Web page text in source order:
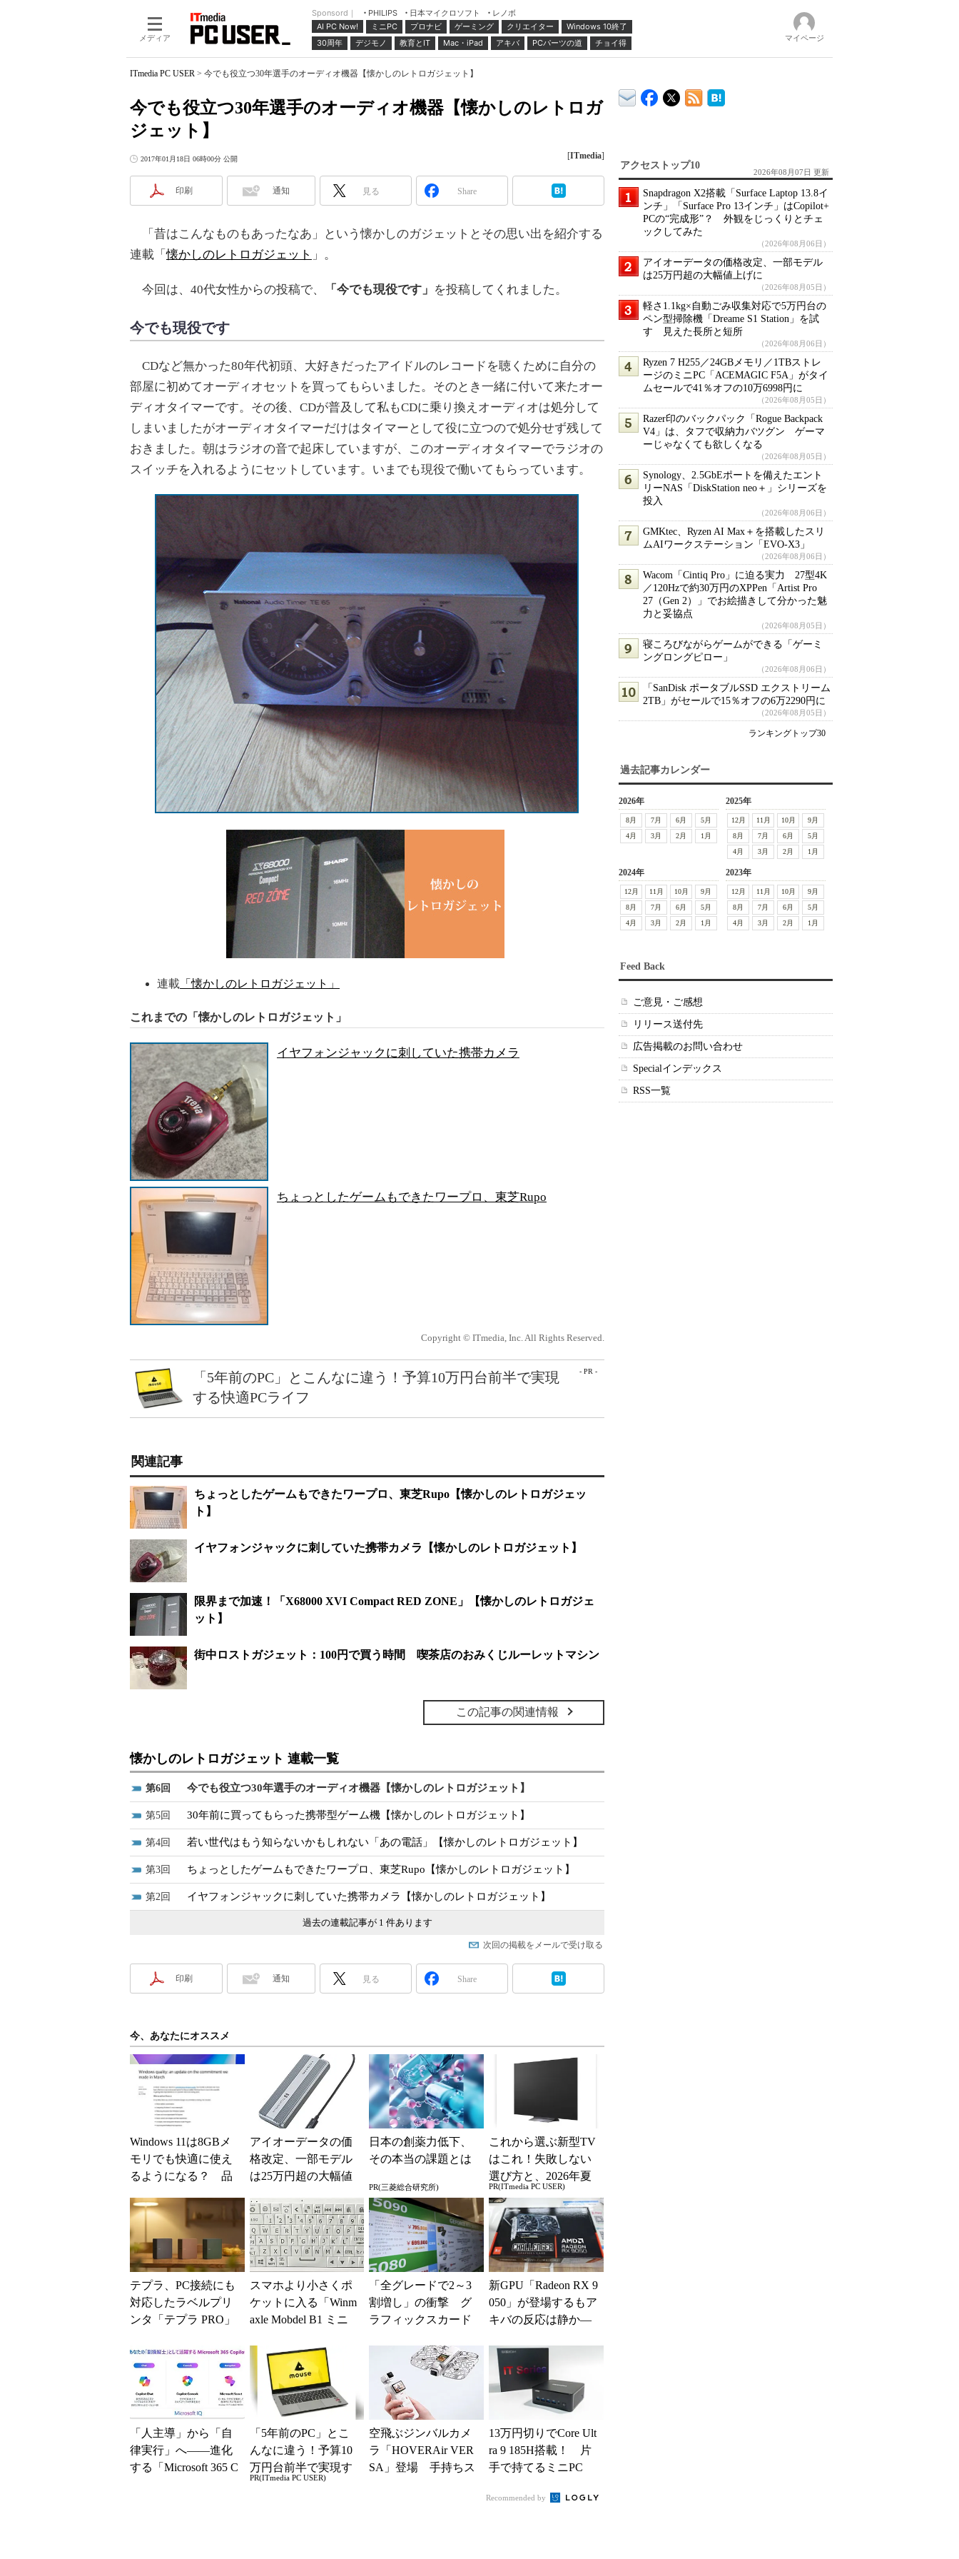
メディア
Sponsord｜ PHILIPS 日本マイクロソフト
レノボ
AI PC Now!
ミニPC プロナビ ゲーミング クリエイター
Windows 10終了
30周年
デジモノ 教育とIT Mac・iPad アキバ PCパーツの道 チョイ得 マイページ
ITmedia PC USER > 今でも役立つ30年選手のオーディオ機器【懐かしのレトロガジェット】
今でも役立つ30年選手のオーディオ機器【懐かしのレトロガ
ジェット】
2017年01月18日 06時00分 公開 [ITmedia]
印刷 通知 見る Share
「昔はこんなものもあったなあ」という懐かしのガジェットとその思い出を紹介する
連載「懐かしのレトロガジェット 」。
今回は、40代女性からの投稿で、 「今でも現役です」 を投稿してくれました。
今でも現役です
CDなど無かった80年代初頭、大好きだったアイドルのレコードを聴くために自分の
部屋に初めてオーディオセットを買ってもらいました。そのとき一緒に付いて来たオー
ディオタイマーです。その後、CDが普及して私もCDに乗り換えオーディオは処分して
しまいましたがオーディオタイマーだけはタイマーとして役に立つので処分せず残して
おきました。朝はラジオの音で起床していますが、このオーディオタイマーでラジオの
スイッチを入れるようにセットしています。いまでも現役で働いてもらっています。
連載 「懐かしのレトロガジェット」
これまでの「懐かしのレトロガジェット」
イヤフォンジャックに刺していた携帯カメラ
ちょっとしたゲームもできたワープロ、東芝Rupo
Copyright © ITmedia, Inc. All Rights Reserved.
- PR -
「5年前のPC」とこんなに違う！予算10万円台前半で実現
する快適PCライフ
関連記事
ちょっとしたゲームもできたワープロ、東芝Rupo【懐かしのレトロガジェッ
ト】
イヤフォンジャックに刺していた携帯カメラ【懐かしのレトロガジェット】
限界まで加速！「X68000 XVI Compact RED ZONE」【懐かしのレトロガジェ
ット】
街中ロストガジェット：100円で買う時間 喫茶店のおみくじルーレットマシン
この記事の関連情報
懐かしのレトロガジェット 連載一覧
次回の掲載をメールで受け取る
6 今でも役立つ30年選手のオーディオ機器【懐かしのレトロガジェット】
5 30年前に買ってもらった携帯型ゲーム機【懐かしのレトロガジェット】
4 若い世代はもう知らないかもしれない「あの電話」【懐かしのレトロガジェット】
3 ちょっとしたゲームもできたワープロ、東芝Rupo【懐かしのレトロガジェット】
2 イヤフォンジャックに刺していた携帯カメラ【懐かしのレトロガジェット】
過去の連載記事が 1 件あります
印刷 通知 見る Share
今、あなたにオススメ
Windows 11は8GBメ
モリでも快適に使え
るようになる？ 品
と「26H2」に...
アイオーデータの価
格改定、一部モデル
は25万円超の大幅値
日本の創薬力低下、
その本当の課題とは
PR(三菱総合研究所)
これから選ぶ新型TV
はこれ！失敗しない
選び方と、2026年夏
の一押しモデル
PR(ITmedia PC USER)
テプラ、PC接続にも
対応したラベルプリ
ンタ「テプラ PRO」
スマホより小さくポ
ケットに入る「Winm
axle Mobdel B1 ミニ
ド」...
「全グレードで2～3
割増し」の衝撃 グ
ラフィックスカード
でアキバの購入制限
が深刻化
新GPU「Radeon RX 9
050」が登場するもア
キバの反応は静か―
ツ事...
「人主導」から「自
律実行」へ――進化
する「Microsoft 365 C
「5年前のPC」とこ
んなに違う！予算10
万円台前半で実現す
る快適PCライフ
PR(ITmedia PC USER)
空飛ぶジンバルカメ
ラ「HOVERAir VER
SA」登場 手持ちス
13万円切りでCore Ult
ra 9 185H搭載！ 片
手で持てるミニPC
Recommended by
アクセストップ10
2026年08月07日 更新
Snapdragon X2搭載「Surface Laptop 13.8イ
ンチ」「Surface Pro 13インチ」はCopilot+
PCの“完成形”？ 外観をじっくりとチェ
ックしてみた
（2026年08月06日）
アイオーデータの価格改定、一部モデル
は25万円超の大幅値上げに
（2026年08月05日）
軽さ1.1kg×自動ごみ収集対応で5万円台の
ペン型掃除機「Dreame S1 Station」を試
す 見えた長所と短所
（2026年08月06日）
Ryzen 7 H255／24GBメモリ／1TBストレ
ージのミニPC「ACEMAGIC F5A」がタイ
ムセールで41％オフの10万6998円に
（2026年08月05日）
Razer印のバックパック「Rogue Backpack
V4」は、タフで収納力バツグン ゲーマ
ーじゃなくても欲しくなる
（2026年08月05日）
Synology、2.5GbEポートを備えたエント
リーNAS「DiskStation neo＋」シリーズを
投入
（2026年08月06日）
GMKtec、Ryzen AI Max＋を搭載したスリ
ムAIワークステーション「EVO-X3」
（2026年08月06日）
Wacom「Cintiq Pro」に迫る実力 27型4K
／120Hzで約30万円のXPPen「Artist Pro
27（Gen 2）」でお絵描きして分かった魅
力と妥協点
（2026年08月05日）
寝ころびながらゲームができる「ゲーミ
ングロングピロー」
（2026年08月06日）
「SanDisk ポータブルSSD エクストリーム
2TB」がセールで15％オフの6万2290円に
（2026年08月05日）
ランキングトップ30
過去記事カレンダー
2026年
8月 7月 6月
5月
4月
3月 2月 1月
2025年
12月 11月 10月
9月
8月
7月 6月
5月
4月
3月 2月 1月
2024年
12月 11月 10月
9月
8月
7月 6月
5月
4月
3月 2月 1月
2023年
12月 11月 10月
9月
8月
7月 6月
5月
4月
3月 2月 1月
Feed Back
ご意見・ご感想
リリース送付先
広告掲載のお問い合わせ
Specialインデックス
RSS一覧